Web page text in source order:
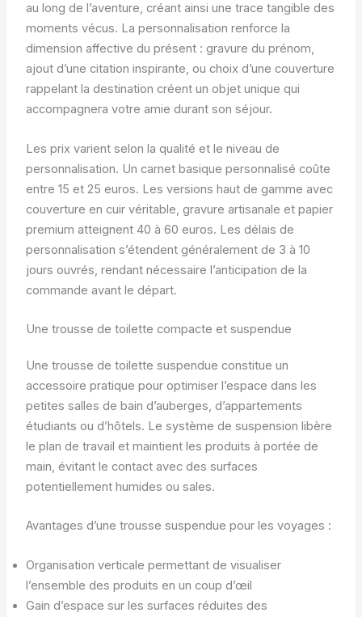
au long de l’aventure, créant ainsi une trace tangible des
moments vécus. La personnalisation renforce la
dimension affective du présent : gravure du prénom,
ajout d’une citation inspirante, ou choix d’une couverture
rappelant la destination créent un objet unique qui
accompagnera votre amie durant son séjour.
Les prix varient selon la qualité et le niveau de
personnalisation. Un carnet basique personnalisé coûte
entre 15 et 25 euros. Les versions haut de gamme avec
couverture en cuir véritable, gravure artisanale et papier
premium atteignent 40 à 60 euros. Les délais de
personnalisation s’étendent généralement de 3 à 10
jours ouvrés, rendant nécessaire l’anticipation de la
commande avant le départ.
Une trousse de toilette compacte et suspendue
Une trousse de toilette suspendue constitue un
accessoire pratique pour optimiser l’espace dans les
petites salles de bain d’auberges, d’appartements
étudiants ou d’hôtels. Le système de suspension libère
le plan de travail et maintient les produits à portée de
main, évitant le contact avec des surfaces
potentiellement humides ou sales.
Avantages d’une trousse suspendue pour les voyages :
Organisation verticale permettant de visualiser
l’ensemble des produits en un coup d’œil
Gain d’espace sur les surfaces réduites des